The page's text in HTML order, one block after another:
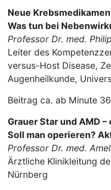
Neue
Was tun bei
Professor Dr. med.
Leiter des
versus-Host Disease,
Augenheilkunde,
Beitrag ca. ab Minute 36
Grauer Star und AMD
Soll man operieren?
Professor Dr. med.
Ärztliche Klinikleitung
Nürnberg